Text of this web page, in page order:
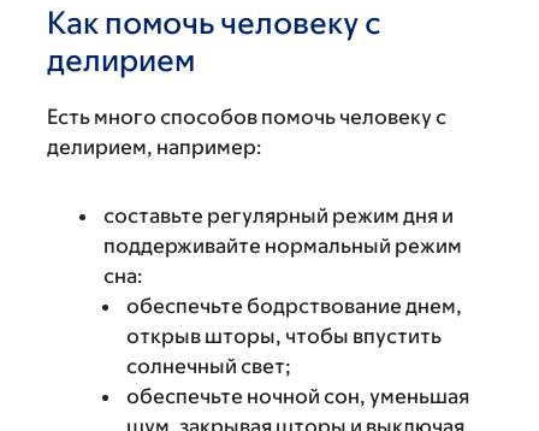
Как помочь человеку с
делирием
Есть много способов помочь человеку с
делирием, например:
составьте регулярный режим дня и
поддерживайте нормальный режим
сна:
обеспечьте бодрствование днем,
открыв шторы, чтобы впустить
солнечный свет;
обеспечьте ночной сон, уменьшая
шум, закрывая шторы и выключая